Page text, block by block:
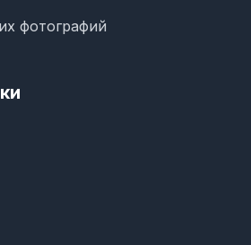
фотографий